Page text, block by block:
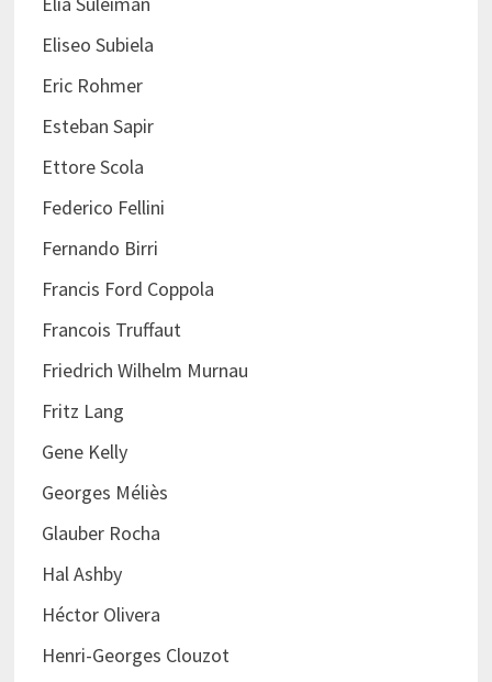
Eliseo Subiela
Eric Rohmer
Esteban Sapir
Ettore Scola
Federico Fellini
Fernando Birri
Francis Ford Coppola
Francois Truffaut
Friedrich Wilhelm Murnau
Fritz Lang
Gene Kelly
Georges Méliès
Glauber Rocha
Hal Ashby
Héctor Olivera
Henri-Georges Clouzot